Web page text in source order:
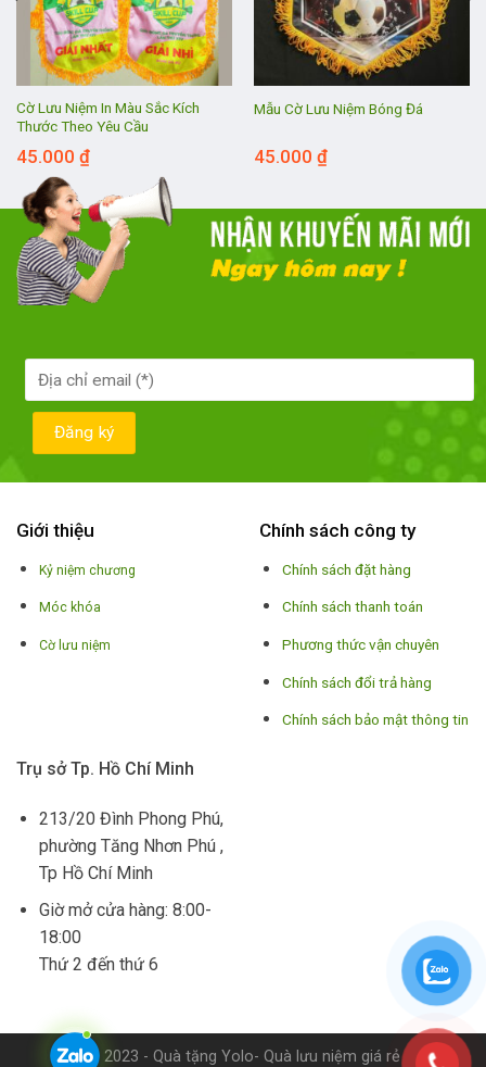
Cờ Lưu Niệm In Màu Sắc Kích
Thước Theo Yêu Cầu
45.000 ₫
Mẫu Cờ Lưu Niệm Bóng Đá
45.000 ₫
Giới thiệu
Kỷ niệm chương
Móc khóa
Cờ lưu niệm
Chính sách công ty
Chính sách đặt hàng
Chính sách thanh toán
Phương thức vận chuyên
Chính sách đổi trả hàng
Chính sách bảo mật thông tin
Trụ sở Tp. Hồ Chí Minh
213/20 Đình Phong Phú,
phường Tăng Nhơn Phú ,
Tp Hồ Chí Minh
Giờ mở cửa hàng: 8:00-
18:00
Thứ 2 đến thứ 6
© 2023 - Quà tặng Yolo- Quà lưu niệm giá rẻ